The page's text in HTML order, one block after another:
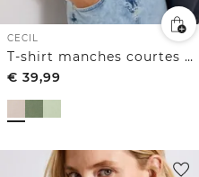
CECIL
T-shirt manches courtes à capuche et inscription
€ 39,99